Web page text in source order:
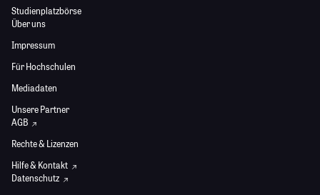
Studienplatzbörse
Über uns
Impressum
Für Hochschulen
Mediadaten
Unsere Partner
AGB
Rechte & Lizenzen
Hilfe & Kontakt
Datenschutz